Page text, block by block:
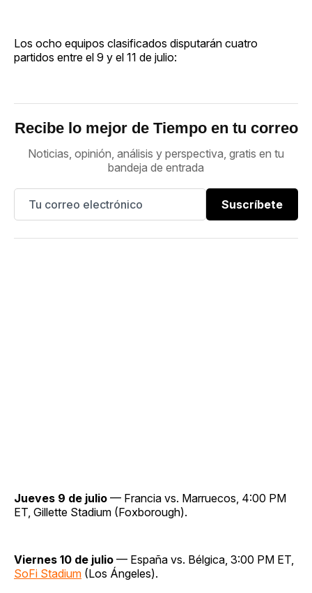
Los ocho equipos clasificados disputarán cuatro
partidos entre el 9 y el 11 de julio:
Recibe lo mejor de Tiempo en tu correo
Noticias, opinión, análisis y perspectiva, gratis en tu
bandeja de entrada
Suscríbete
Jueves 9 de julio — Francia vs. Marruecos, 4:00 PM
ET, Gillette Stadium (Foxborough).
Viernes 10 de julio — España vs. Bélgica, 3:00 PM ET,
SoFi Stadium (Los Ángeles).